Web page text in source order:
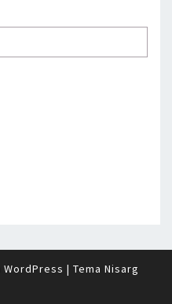
WordPress | Tema Nisarg